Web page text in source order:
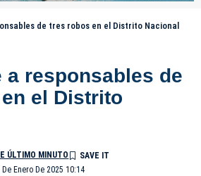
de tres robos en el Distrito Nacional
a responsables de
el Distrito
Enero De 2025 10:14
ÚLTIMO MINUTO